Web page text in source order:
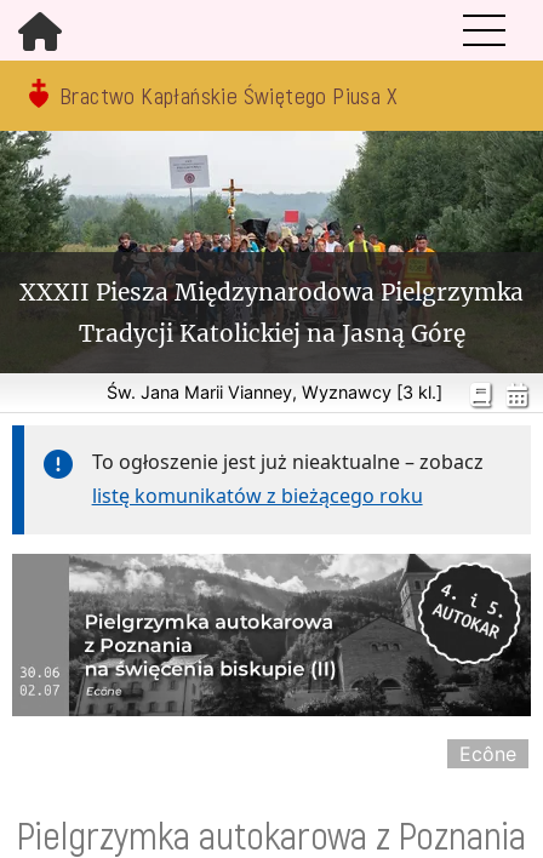
Bractwo Kapłańskie Świętego Piusa X
XXXII Piesza Międzynarodowa Pielgrzymka
Tradycji Katolickiej na Jasną Górę
Św. Jana Marii Vianney, Wyznawcy [3 kl.]
To ogłoszenie jest już nieaktualne – zobacz
listę komunikatów z bieżącego roku
Ecône
Pielgrzymka autokarowa z Poznania